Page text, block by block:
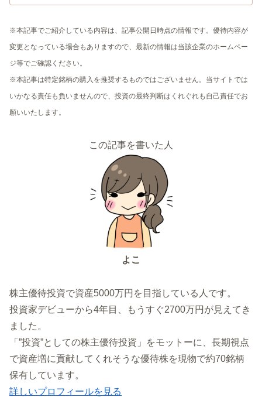
※本記事でご紹介している内容は、記事公開日時点の情報です。優待内容が
変更となっている場合もありますので、最新の情報は当該企業のホームペー
ジ等でご確認ください。
※本記事は特定銘柄の購入を推奨するものではございません。当サイトでは
いかなる責任も負いませんので、投資の最終判断はくれぐれも自己責任でお
願いいたします。
この記事を書いた人
よこ
株主優待投資で資産5000万円を目指している人です。
投資家デビューから4年目、もうすぐ2700万円が見えてき
ました。
「”投資”としての株主優待投資」をモットーに、長期視点
で資産増に貢献してくれそうな優待株を現物で約70銘柄
保有しています。
詳しいプロフィールを見る